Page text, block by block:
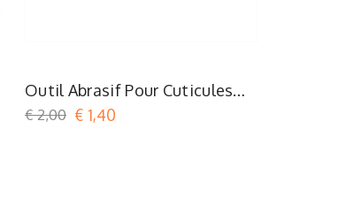
Outil Abrasif Pour Cuticules
Cupio
€ 2,00 € 1,40